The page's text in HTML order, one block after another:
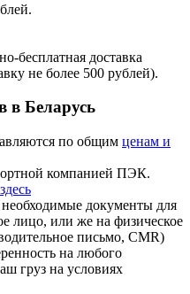
бесплатная доставка
не более 500 рублей).
в Беларусь
по общим ценам и
компанией ПЭК.
документы для
лицо, или же на физическое
письмо, CMR)
на любого
груз на условиях